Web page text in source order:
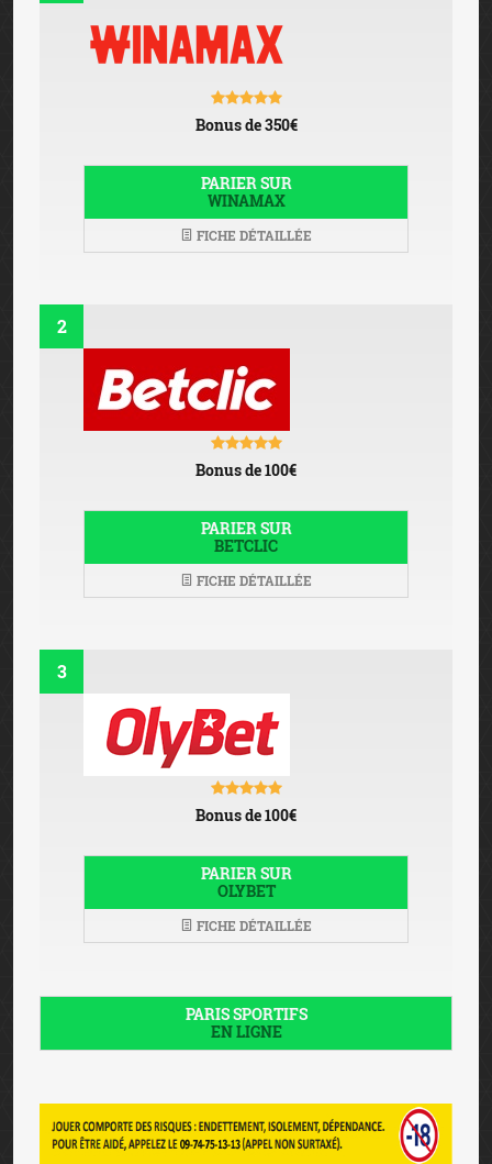
Bonus de 350€
PARIER SUR
WINAMAX
FICHE DÉTAILLÉE
2
Bonus de 100€
PARIER SUR
BETCLIC
FICHE DÉTAILLÉE
3
Bonus de 100€
PARIER SUR
OLYBET
FICHE DÉTAILLÉE
PARIS SPORTIFS
EN LIGNE